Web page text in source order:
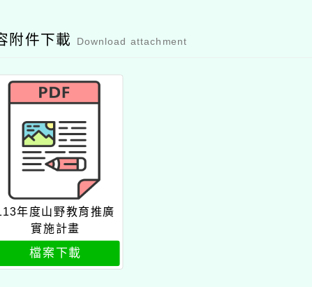
附件下載 Download attachment
年度山野教育推廣
實施計畫
檔案下載